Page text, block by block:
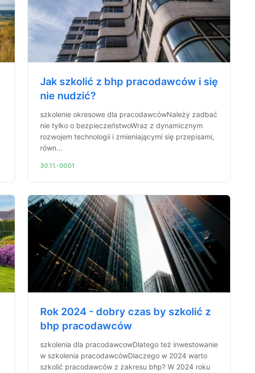
Jak szkolić z bhp pracodawców i się
nie nudzić?
szkolenie okresowe dla pracodawcówNależy zadbać
nie tylko o bezpieczeństwoWraz z dynamicznym
rozwojem technologii i zmieniającymi się przepisami,
równ...
30.11.-0001
Rok 2024 - dobry czas by szkolić z
bhp pracodawców
szkolenia dla pracodawcowDlatego też inwestowanie
w szkolenia pracodawcówDlaczego w 2024 warto
szkolić pracodawców z zakresu bhp? W 2024 roku